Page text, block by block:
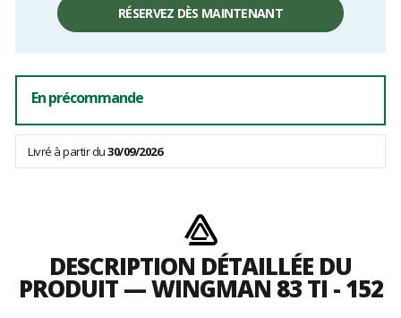
RÉSERVEZ DÈS MAINTENANT
En précommande
Livré à partir du30/09/2026
DESCRIPTION DÉTAILLÉE DU
PRODUIT — WINGMAN 83 TI - 152